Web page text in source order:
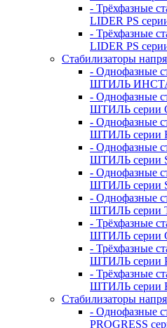
- Трёхфазные
LIDER PS
- Трёхфазные
LIDER PS
Стабилизаторы
- Однофазные
ШТИЛЬ
- Однофазные
ШТИЛЬ серии
- Однофазные
ШТИЛЬ серии
- Однофазные
ШТИЛЬ серии
- Однофазные
ШТИЛЬ серии
- Однофазные
ШТИЛЬ серии
- Трёхфазные
ШТИЛЬ серии
- Трёхфазные
ШТИЛЬ серии
- Трёхфазные
ШТИЛЬ серии
Стабилизаторы
- Однофазные
PROGRESS